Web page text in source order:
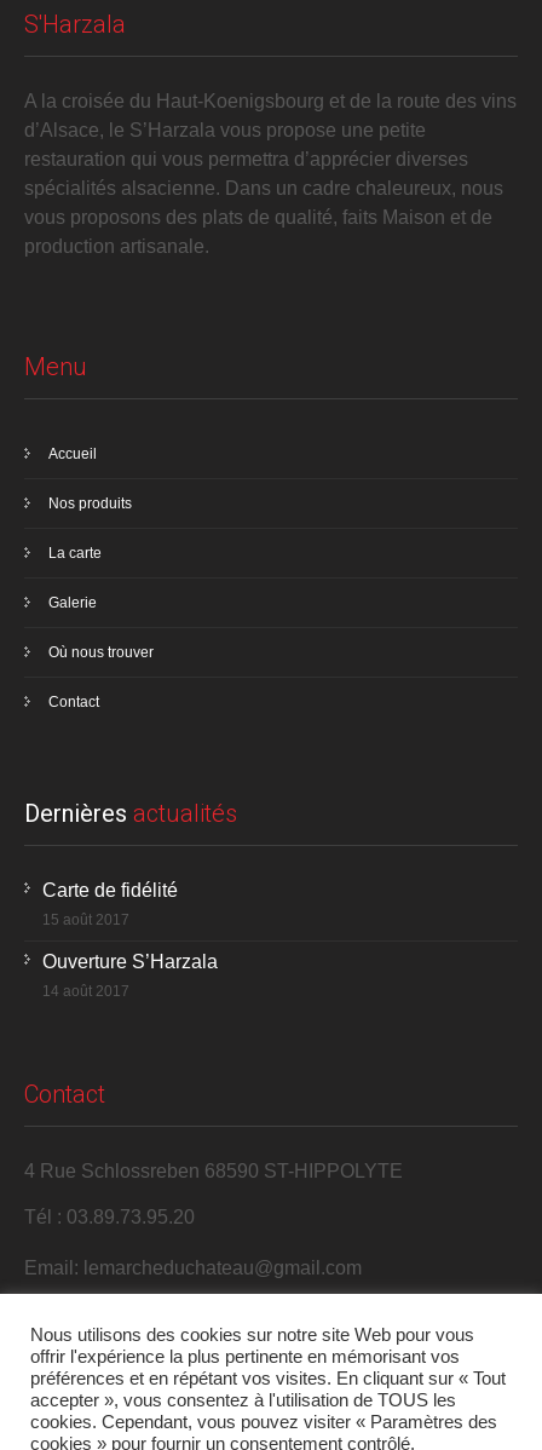
S'Harzala
A la croisée du Haut-Koenigsbourg et de la route des vins
d’Alsace, le S’Harzala vous propose une petite
restauration qui vous permettra d’apprécier diverses
spécialités alsacienne. Dans un cadre chaleureux, nous
vous proposons des plats de qualité, faits Maison et de
production artisanale.
Menu
Accueil
Nos produits
La carte
Galerie
Où nous trouver
Contact
Dernières actualités
Carte de fidélité
15 août 2017
Ouverture S’Harzala
14 août 2017
Contact
4 Rue Schlossreben 68590 ST-HIPPOLYTE
Tél : 03.89.73.95.20
Email: lemarcheduchateau@gmail.com
Nous utilisons des cookies sur notre site Web pour vous
offrir l'expérience la plus pertinente en mémorisant vos
préférences et en répétant vos visites. En cliquant sur « Tout
accepter », vous consentez à l'utilisation de TOUS les
cookies. Cependant, vous pouvez visiter « Paramètres des
cookies » pour fournir un consentement contrôlé.